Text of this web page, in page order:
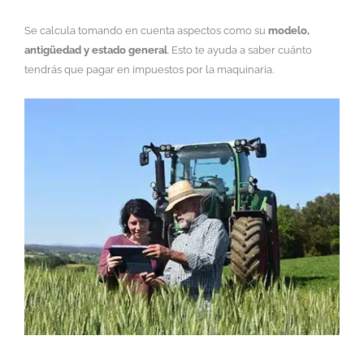
Se calcula tomando en cuenta aspectos como su modelo,
antigüedad y estado general . Esto te ayuda a saber cuánto
tendrás que pagar en impuestos por la maquinaria.